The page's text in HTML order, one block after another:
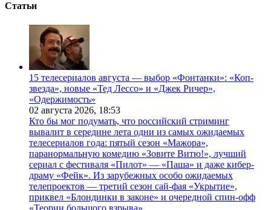
Статьи
15 телесериалов августа — выбор «Фонтанки»: «Коп-
звезда», новые «Тед Лессо» и «Джек Ричер»,
«Одержимость»
02 августа 2026, 18:53
Кто бы мог подумать, что российский стриминг
вывалит в середине лета одни из самых ожидаемых
телесериалов года: пятый сезон «Мажора»,
паранормальную комедию «Зовите Витю!», лучший
сериал с фестиваля «Пилот» — «Паша» и даже кибер-
драму «Фейк». Из зарубежных особо ожидаемых
телепроектов — третий сезон сай-фая «Укрытие»,
приквел «Блондинки в законе» и очередной спин-офф
«Теории большого взрыва».